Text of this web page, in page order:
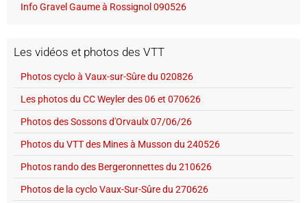
Info Gravel Gaume à Rossignol 090526
Les vidéos et photos des VTT
Photos cyclo à Vaux-sur-Sûre du 020826
Les photos du CC Weyler des 06 et 070626
Photos des Sossons d'Orvaulx 07/06/26
Photos du VTT des Mines à Musson du 240526
Photos rando des Bergeronnettes du 210626
Photos de la cyclo Vaux-Sur-Sûre du 270626